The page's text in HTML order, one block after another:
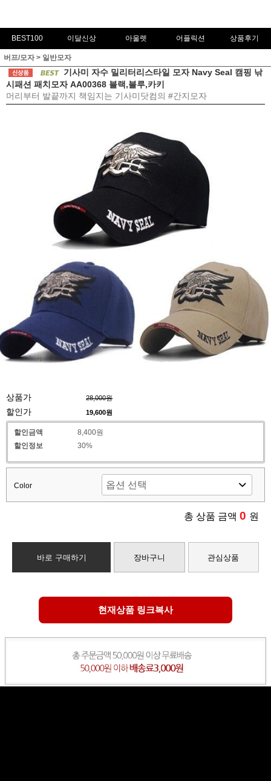
BEST100 이달신상 아울렛 어플릭션 상품후기
버프/모자> 일반모자
기사미 자수 밀리터리스타일 모자 Navy Seal 캠핑 낚
시패션 패치모자 AA00368 블랙,블루,카키
머리부터 발끝까지 책임지는 기사미닷컴의 #간지모자
상품가 28,000원
할인가 19,600원
할인금액
8,400원
할인정보
30%
Color
총 상품 금액 0 원
바로 구매하기 장바구니 관심상품
현재상품 링크복사